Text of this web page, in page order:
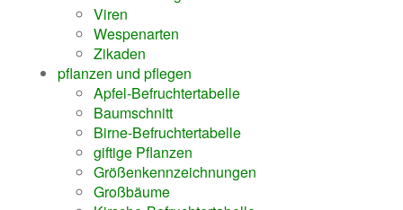
Viren
Wespenarten
Zikaden
pflanzen und pflegen
Apfel-Befruchtertabelle
Baumschnitt
Birne-Befruchtertabelle
giftige Pflanzen
Größenkennzeichnungen
Großbäume